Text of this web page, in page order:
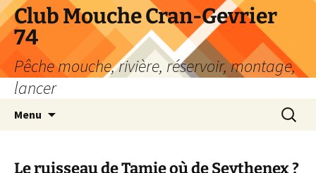
Aller
au
contenu
Club Mouche Cran-Gevrier
74
Pêche mouche, rivière, réservoir, montage,
lancer
Menu
Le ruisseau de Tamie où de Seythenex ?